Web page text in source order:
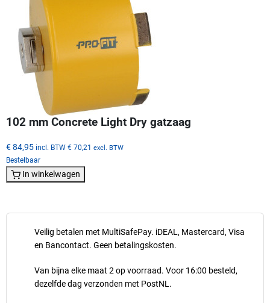
Veilig betalen met MultiSafePay. iDEAL, Mastercard, Visa
en Bancontact. Geen betalingskosten.
Van bijna elke maat 2 op voorraad. Voor 16:00 besteld,
dezelfde dag verzonden met PostNL.
102 mm Concrete Light Dry gatzaag
€ 84,95 incl. BTW € 70,21 excl. BTW
Bestelbaar
In winkelwagen